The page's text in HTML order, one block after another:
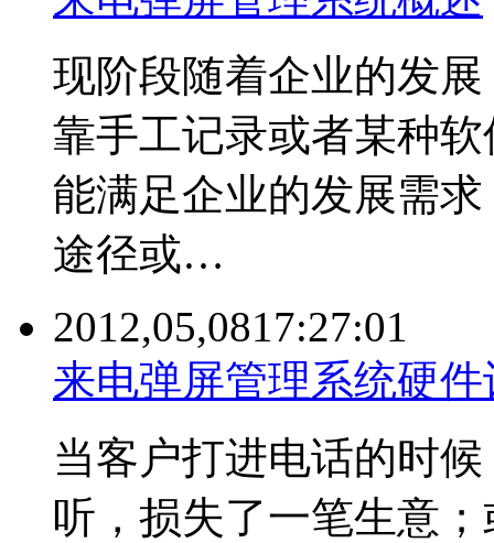
现阶段随着企业的发
靠手工记录或者某种
能满足企业的发展需
途径或…
2012,05,0817:27:01
来电弹屏管理系统硬
当客户打进电话的时
听，损失了一笔生意